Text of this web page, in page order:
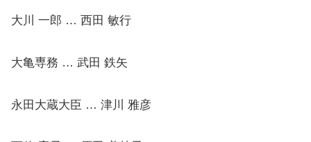
大川 一郎 … 西田 敏行
大亀専務 … 武田 鉄矢
永田大蔵大臣 … 津川 雅彦